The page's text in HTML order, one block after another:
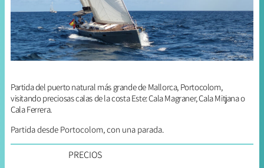
Partida del puerto natural más grande de Mallorca, Portocolom,
visitando preciosas calas de la costa Este: Cala Magraner, Cala Mitjana o
Cala Ferrera.
Partida desde Portocolom, con una parada.
PRECIOS